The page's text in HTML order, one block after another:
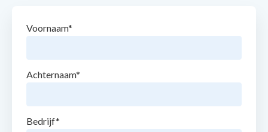
Voornaam*
Achternaam*
Bedrijf*